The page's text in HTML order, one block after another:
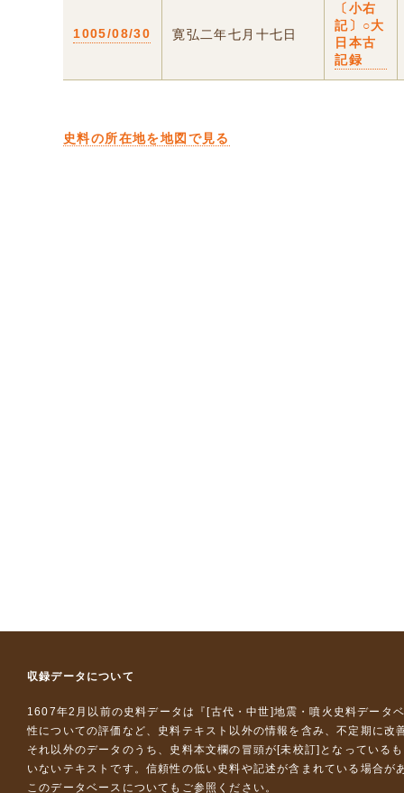
1005/08/30 寛弘二年七月十七日
〔小右
記〕○大
日本古
記録
史料の所在地を地図で見る
収録データについて
1607年2月以前の史料データは『 [古代・中世]地震・噴火史料データ
性についての評価など、史料テキスト以外の情報を含み、不定期に改
それ以外のデータのうち、史料本文欄の冒頭が[未校訂]となっている
いないテキストです。信頼性の低い史料や記述が含まれている場合が
このデータベースについて もご参照ください。